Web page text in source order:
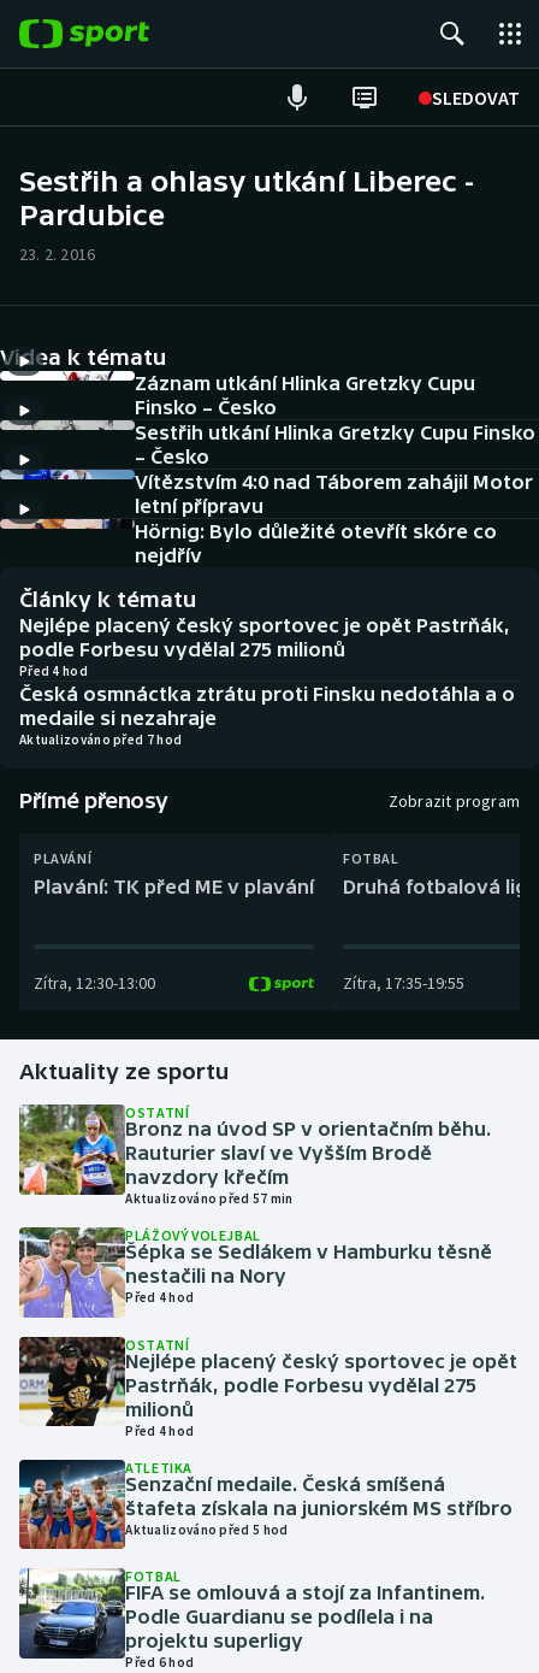
SLEDOVAT
Hokej
Cyklistika
DALŠÍ SPORTY
Americký fotbal
Baseball a softbal
Basketbal
Biatlon
Boby a skeleton
Box
Curling
Golf
Gymnastika
Házená
Jezdectví
Judo
Krasobruslení
Lezení
Lyže a snowboard
Moderní pětiboj
Motorsport
Olympijské hry
NEPŘEHLÉDNĚTE
Historické návraty
Aplikace ČT sport
AZ kvíz
Sestřih a ohlasy utkání Liberec -
Pardubice
23. 2. 2016
Videa k tématu
Záznam utkání Hlinka Gretzky Cupu
Finsko – Česko
Sestřih utkání Hlinka Gretzky Cupu Finsko
– Česko
Vítězstvím 4:0 nad Táborem zahájil Motor
letní přípravu
Hörnig: Bylo důležité otevřít skóre co
nejdřív
Články k tématu
Nejlépe placený český sportovec je opět Pastrňák,
podle Forbesu vydělal 275 milionů
Před 4 hod
Česká osmnáctka ztrátu proti Finsku nedotáhla a o
medaile si nezahraje
Aktualizováno před 7 hod
Přímé přenosy Zobrazit program
PLAVÁNÍ
Plavání: TK před ME v plavání
Zítra, 12:30-13:00
FOTBAL
Druhá fotbalová
Zítra, 17:35-19:55
Aktuality ze sportu
OSTATNÍ
Bronz na úvod SP v orientačním běhu.
Rauturier slaví ve Vyšším Brodě
navzdory křečím
Aktualizováno před 57 min
PLÁŽOVÝ VOLEJBAL
Šépka se Sedlákem v Hamburku těsně
nestačili na Nory
Před 4 hod
OSTATNÍ
Nejlépe placený český sportovec je opět
Pastrňák, podle Forbesu vydělal 275
milionů
Před 4 hod
ATLETIKA
Senzační medaile. Česká smíšená
štafeta získala na juniorském MS stříbro
Aktualizováno před 5 hod
FOTBAL
FIFA se omlouvá a stojí za Infantinem.
Podle Guardianu se podílela i na
projektu superligy
Před 6 hod